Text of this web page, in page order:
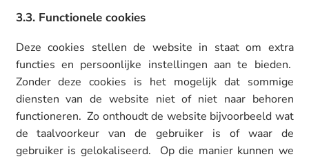
3.3. Functionele cookies
Deze cookies stellen de website in staat om extra
functies en persoonlijke instellingen aan te bieden.
Zonder deze cookies is het mogelijk dat sommige
diensten van de website niet of niet naar behoren
functioneren. Zo onthoudt de website bijvoorbeeld wat
de taalvoorkeur van de gebruiker is of waar de
gebruiker is gelokaliseerd. Op die manier kunnen we